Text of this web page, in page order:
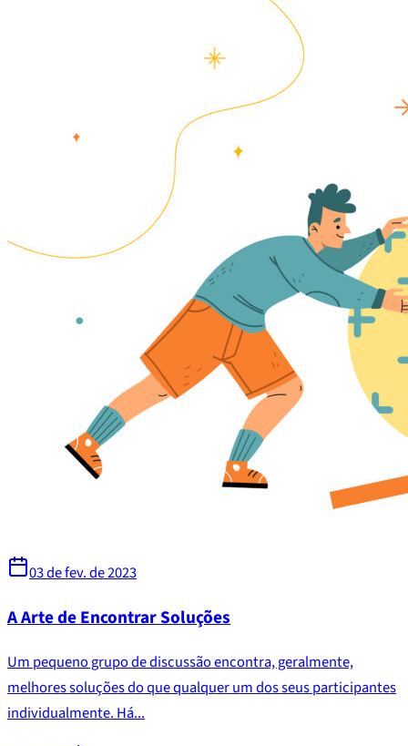
03 de fev. de 2023
A Arte de Encontrar Soluções
Um pequeno grupo de discussão encontra, geralmente,
melhores soluções do que qualquer um dos seus participantes
individualmente. Há...